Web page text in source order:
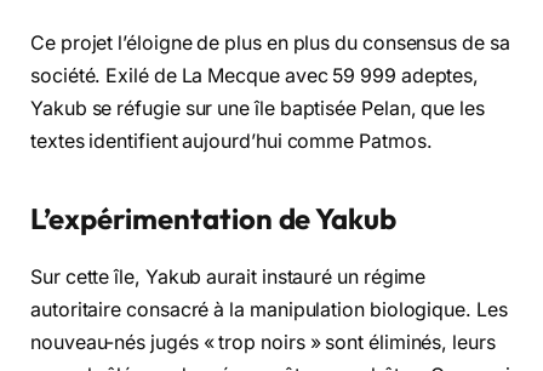
Ce projet l’éloigne de plus en plus du consensus de sa
société. Exilé de La Mecque avec 59 999 adeptes,
Yakub se réfugie sur une île baptisée Pelan, que les
textes identifient aujourd’hui comme Patmos.
L’expérimentation de Yakub
Sur cette île, Yakub aurait instauré un régime
autoritaire consacré à la manipulation biologique. Les
nouveau-nés jugés « trop noirs » sont éliminés, leurs